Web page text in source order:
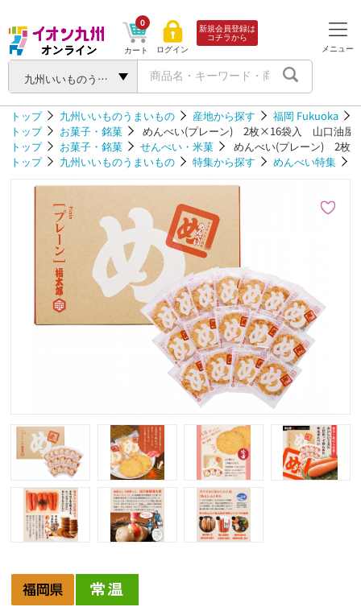
九州いいものうまいもの
カート
0
ログイン
新規会員登録は
コチラから
メニュー
トップ 九州いいものうまいもの 産地から探す 福岡 Fukuoka
トップ
お菓子・銘菓
めんべい(プレーン) 2枚×16袋入 山口油屋
トップ
お菓子・銘菓 せんべい・米菓
めんべい(プレーン) 2枚
トップ
九州いいものうまいもの 特集から探す めんべい特集